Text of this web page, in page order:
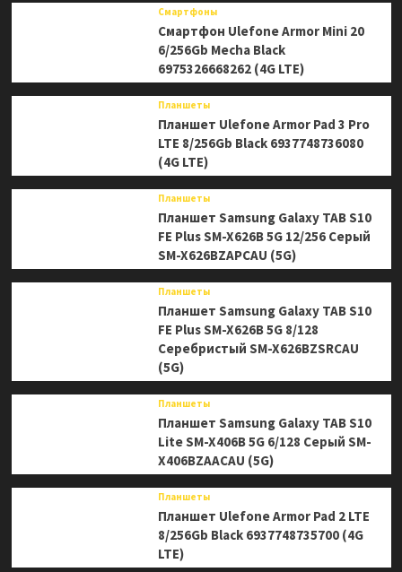
Смартфоны
Смартфон Ulefone Armor Mini 20
6/256Gb Mecha Black
6975326668262 (4G LTE)
Планшеты
Планшет Ulefone Armor Pad 3 Pro
LTE 8/256Gb Black 6937748736080
(4G LTE)
Планшеты
Планшет Samsung Galaxy TAB S10
FE Plus SM-X626B 5G 12/256 Серый
SM-X626BZAPCAU (5G)
Планшеты
Планшет Samsung Galaxy TAB S10
FE Plus SM-X626B 5G 8/128
Серебристый SM-X626BZSRCAU
(5G)
Планшеты
Планшет Samsung Galaxy TAB S10
Lite SM-X406B 5G 6/128 Серый SM-
X406BZAACAU (5G)
Планшеты
Планшет Ulefone Armor Pad 2 LTE
8/256Gb Black 6937748735700 (4G
LTE)